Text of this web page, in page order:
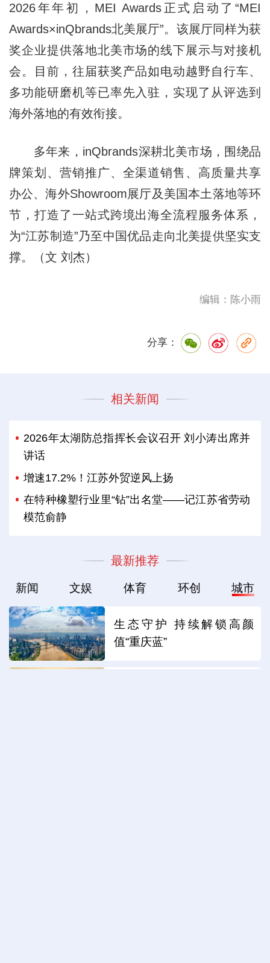
2026年年初，MEI Awards正式启动了“MEI
Awards×inQbrands北美展厅”。该展厅同样为获
奖企业提供落地北美市场的线下展示与对接机
会。目前，往届获奖产品如电动越野自行车、
多功能研磨机等已率先入驻，实现了从评选到
海外落地的有效衔接。
多年来，inQbrands深耕北美市场，围绕品
牌策划、营销推广、全渠道销售、高质量共享
办公、海外Showroom展厅及美国本土落地等环
节，打造了一站式跨境出海全流程服务体系，
为“江苏制造”乃至中国优品走向北美提供坚实支
撑。（文 刘杰）
编辑：陈小雨
分享：
相关新闻
2026年太湖防总指挥长会议召开 刘小涛出席并
讲话
增速17.2%！江苏外贸逆风上扬
在特种橡塑行业里“钻”出名堂——记江苏省劳动
模范俞静
最新推荐
新闻 文娱 体育 环创 城市
生态守护 持续解锁高颜
值“重庆蓝”